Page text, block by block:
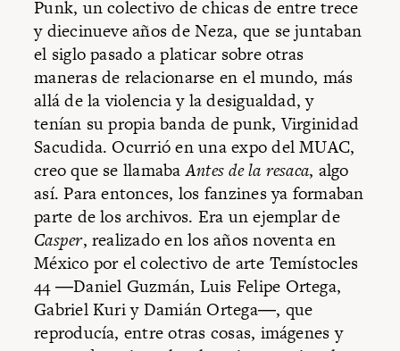
Punk, un colectivo de chicas de entre trece
y diecinueve años de Neza, que se juntaban
el siglo pasado a platicar sobre otras
maneras de relacionarse en el mundo, más
allá de la violencia y la desigualdad, y
tenían su propia banda de punk, Virginidad
Sacudida. Ocurrió en una expo del MUAC,
creo que se llamabaAntes de la resaca, algo
así. Para entonces, los fanzines ya formaban
parte de los archivos. Era un ejemplar de
Casper, realizado en los años noventa en
México por el colectivo de arte Temístocles
44 ―Daniel Guzmán, Luis Felipe Ortega,
Gabriel Kuri y Damián Ortega―, que
reproducía, entre otras cosas, imágenes y